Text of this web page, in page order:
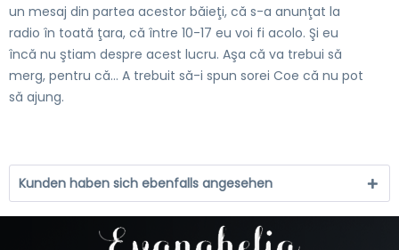
un mesaj din partea acestor băieţi, că s-a anunţat la
radio în toată ţara, că între 10-17 eu voi fi acolo. Şi eu
încă nu ştiam despre acest lucru. Aşa că va trebui să
merg, pentru că… A trebuit să-i spun sorei Coe că nu pot
să ajung.
Kunden haben sich ebenfalls angesehen